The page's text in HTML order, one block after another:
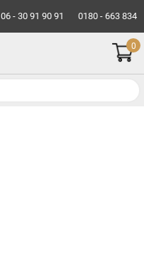
06 - 30 91 90 91 0180 - 663 834
0